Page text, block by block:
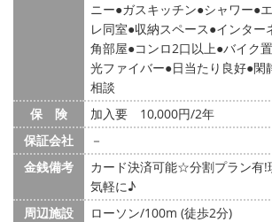
ニー ガスキッチン シャワー
レ同室 収納スペース インター
角部屋 コンロ2口以上 バイク
光ファイバー 日当たり良好 閑
相談
保 険
加入要 10,000円/2年
保証会社
－
金銭備考
カード決済可能☆分割プラン有!
気軽に♪
周辺施設
ローソン/100m (徒歩2分)